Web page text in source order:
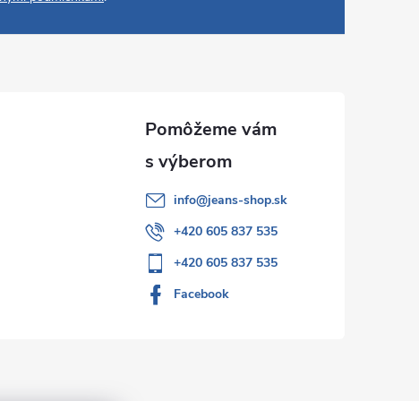
info@jeans-shop.sk
+420 605 837 535
+420 605 837 535
Facebook